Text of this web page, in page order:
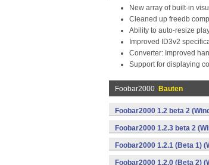
New array of built-in
Cleaned up freedb
Ability to auto-resize
Improved ID3v2
Converter: Improved
Support for displaying
Foobar2000 Bauten
Foobar2000 1.2 beta 2
Foobar2000 1.2.3 beta 2
Foobar2000 1.2.1 (Beta 1)
Foobar2000 1.2.0 (Beta 2)